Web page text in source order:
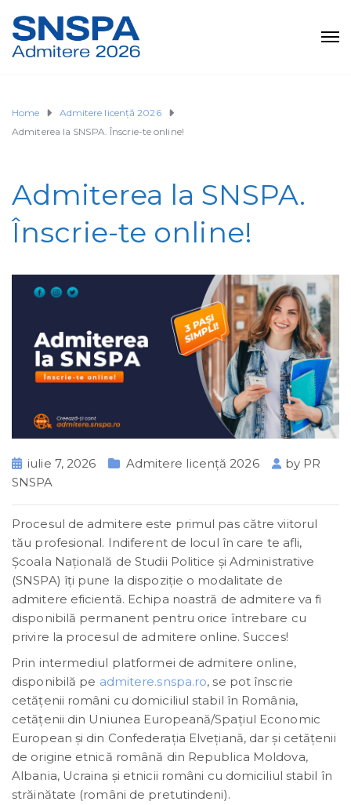
Home
Admitere licență 2026
Admiterea la SNSPA. Înscrie-te online!
Admiterea la SNSPA.
Înscrie-te online!
iulie 7, 2026 Admitere licență 2026 by PR
SNSPA
Procesul de admitere este primul pas către viitorul
tău profesional. Indiferent de locul în care te afli,
Şcoala Naţională de Studii Politice şi Administrative
(SNSPA) îți pune la dispoziție o modalitate de
admitere eficientă. Echipa noastră de admitere va fi
disponibilă permanent pentru orice întrebare cu
privire la procesul de admitere online. Succes!
Prin intermediul platformei de admitere online,
disponibilă pe admitere.snspa.ro, se pot înscrie
cetățenii români cu domiciliul stabil în România,
cetățenii din Uniunea Europeană/Spațiul Economic
European și din Confederaţia Elveţiană, dar și cetăţenii
de origine etnică română din Republica Moldova,
Albania, Ucraina şi etnicii români cu domiciliul stabil în
străinătate (români de pretutindeni).